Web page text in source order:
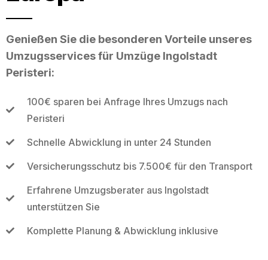
Genießen Sie die besonderen Vorteile unseres
Umzugsservices für Umzüge Ingolstadt
Peristeri:
100€ sparen bei Anfrage Ihres Umzugs nach
Peristeri
Schnelle Abwicklung in unter 24 Stunden
Versicherungsschutz bis 7.500€ für den Transport
Erfahrene Umzugsberater aus Ingolstadt
unterstützen Sie
Komplette Planung & Abwicklung inklusive